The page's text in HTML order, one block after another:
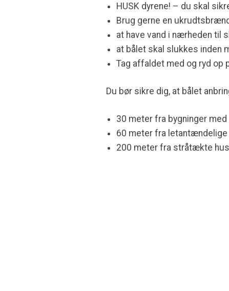
HUSK dyrene! – du skal
Brug gerne en
at have vand i nærheden til
at bålet skal slukkes inden
Tag affaldet med og ryd op
Du bør sikre dig, at bålet
30 meter fra bygninger med
60 meter fra
200 meter fra stråtækte